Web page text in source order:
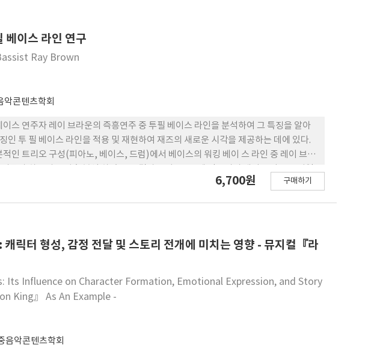
가 도출되었다.
베이스 라인 연구
Ray Brown
악콘텐츠학회
스 연주자 레이 브라운의 즉흥연주 중 투필 베이스 라인을 분석하여 그 특징을 알아
인 투 필 베이스 라인을 적용 및 재현하여 재즈의 새로운 시각을 제공하는 데에 있다.
인 트리오 구성(피아노, 베이스, 드럼)에서 베이스의 워킹 베이 스 라인 중 레이 브라
율적 특징과 화성적 특징, 그리고 리듬적 특징, 테크닉적인 특징을 분석하고 적용하였
. 이러한 레이 브라운의 고찰이 객관적인 자료로 남아 투 필 베이 스 라인에 대한 기준
으면 하고, 솔로 라인이 나 포 비트 워킹 베이스 라인, 솔리스트로서의 발전에 도움이
6,700원 구매하기
릭터 형성, 감정 전달 및 스토리 전개에 미치는 영향 - 뮤지컬『라
Its Influence on Character Formation, Emotional Expression, and Story
King』 As An Example -
음악콘텐츠학회